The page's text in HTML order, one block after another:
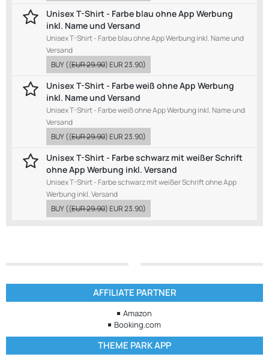
Unisex T-Shirt - Farbe blau ohne App Werbung
inkl. Name und Versand
Unisex T-Shirt - Farbe blau ohne App Werbung inkl. Name und
Versand
BUY((EUR 29.90)EUR 23.90)
Unisex T-Shirt - Farbe weiß ohne App Werbung
inkl. Name und Versand
Unisex T-Shirt - Farbe weiß ohne App Werbung inkl. Name und
Versand
BUY((EUR 29.90)EUR 23.90)
Unisex T-Shirt - Farbe schwarz mit weißer Schrift
ohne App Werbung inkl. Versand
Unisex T-Shirt - Farbe schwarz mit weißer Schrift ohne App
Werbung inkl. Versand
BUY((EUR 29.90)EUR 23.90)
AFFILIATE PARTNER
Amazon
Booking.com
THEME PARK APP